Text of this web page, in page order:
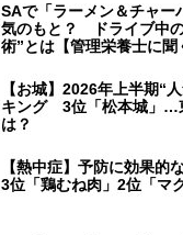
SAで「ラーメン＆チャー
気のもと？ ドライブ中
術”とは【管理栄養士に聞
【お城】2026年上半期“
キング 3位「松本城」…
は？
【熱中症】予防に効果
3位「鶏むね肉」2位「マ